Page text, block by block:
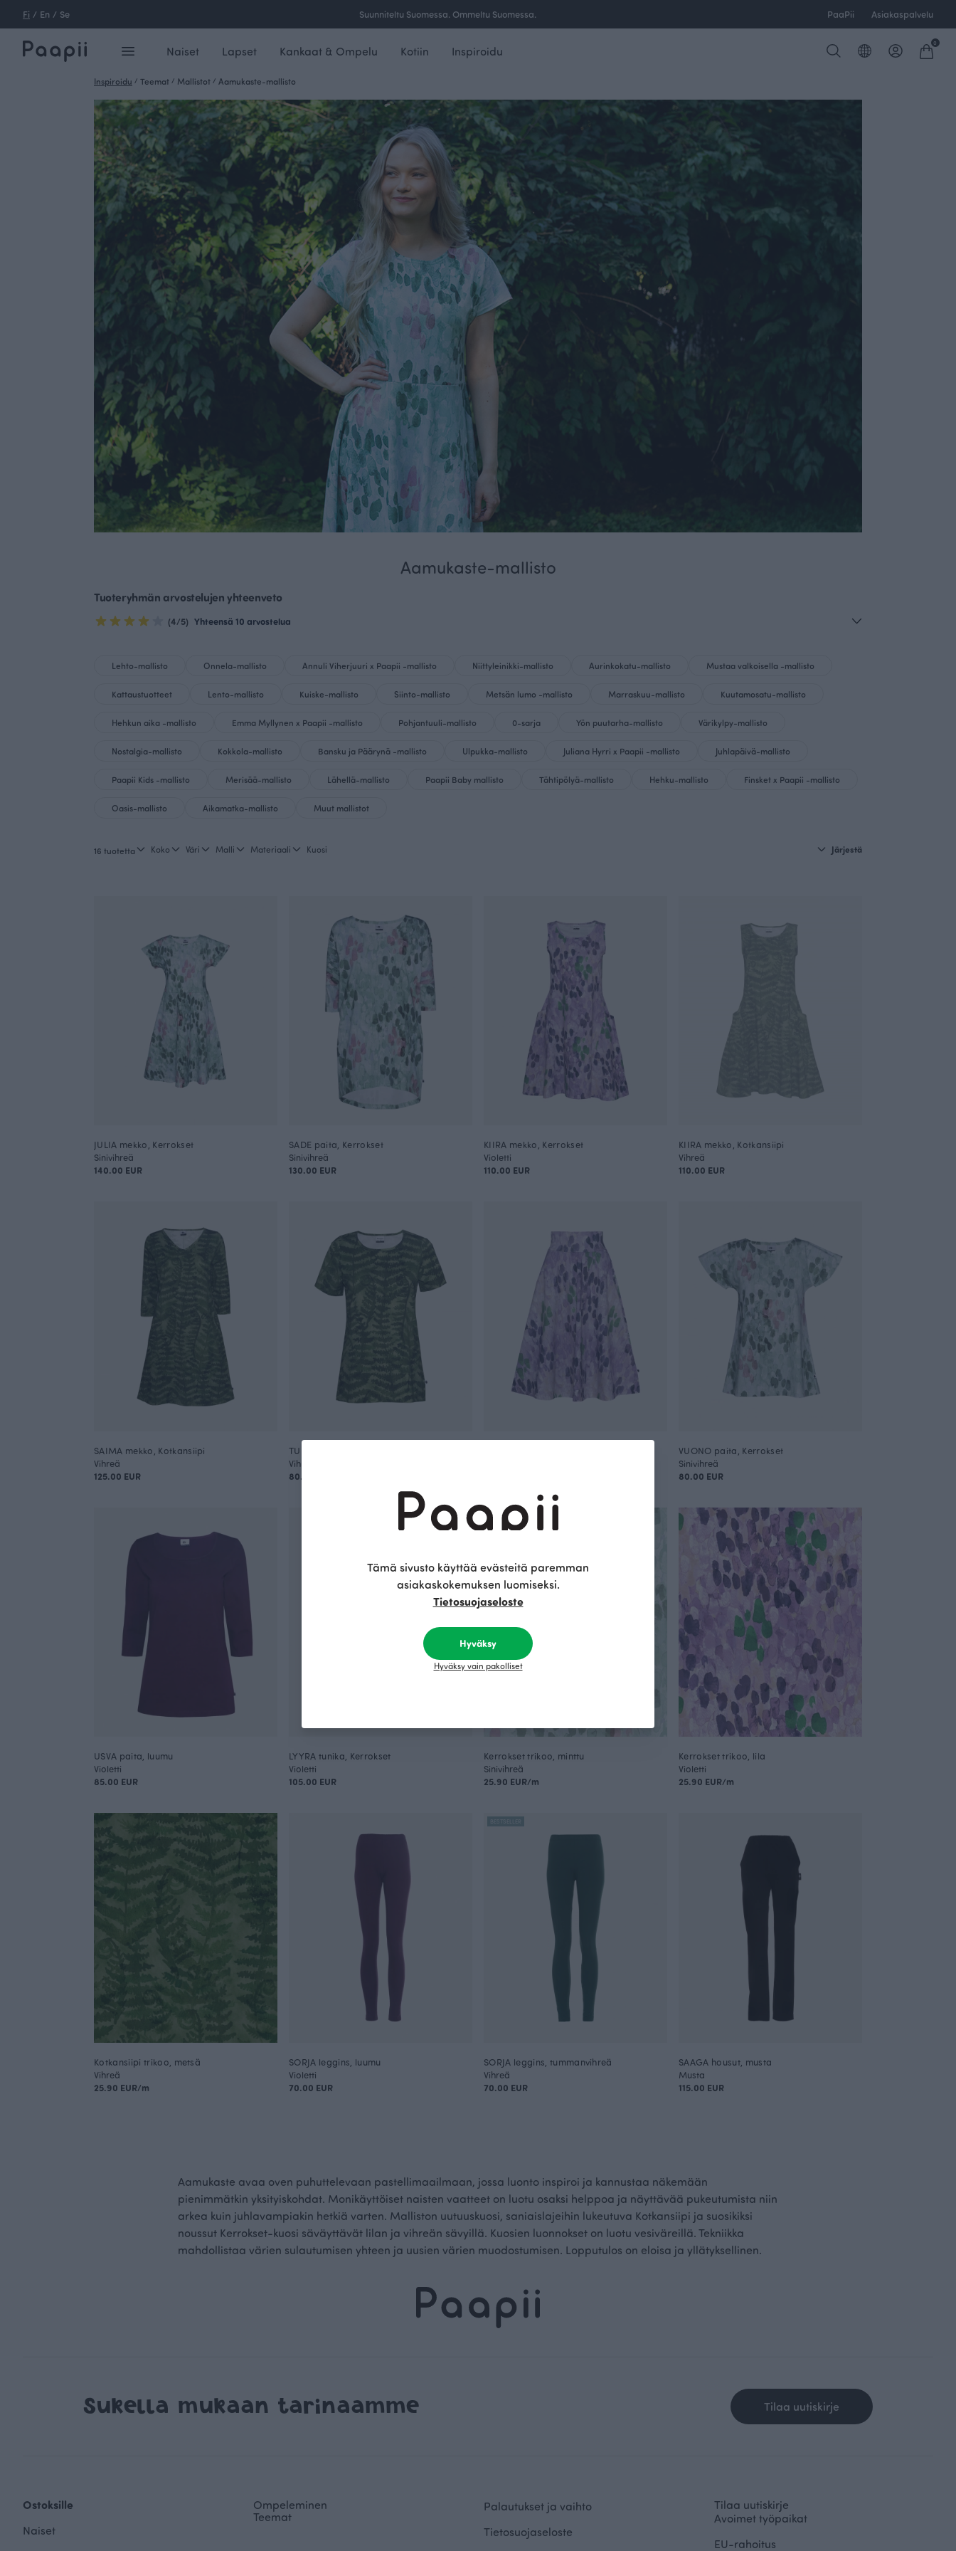
Fi / En / Se Ilmainen toimitus yli 100 € tilauksille Suomessa. PaaPii Asiakaspalvelu
Naiset Lapset Kankaat & Ompelu Kotiin Inspiroidu
0
Inspiroidu / Teemat / Mallistot / Aamukaste-mallisto
Aamukaste-mallisto
Tuoteryhmän arvostelujen yhteenveto
(4/5) Yhteensä 10 arvostelua
Lehto-mallisto Onnela-mallisto Annuli Viherjuuri x Paapii -mallisto Niittyleinikki-mallisto Aurinkokatu-mallisto Mustaa valkoisella -mallisto
Kattaustuotteet Lento-mallisto Kuiske-mallisto Siinto-mallisto Metsän lumo -mallisto Marraskuu-mallisto Kuutamosatu-mallisto
Hehkun aika -mallisto Emma Myllynen x Paapii -mallisto Pohjantuuli-mallisto 0-sarja Yön puutarha-mallisto Värikylpy-mallisto
Nostalgia-mallisto Kokkola-mallisto Bansku ja Päärynä -mallisto Ulpukka-mallisto Juliana Hyrri x Paapii -mallisto Juhlapäivä-mallisto
Paapii Kids -mallisto Merisää-mallisto Lähellä-mallisto Paapii Baby mallisto Tähtipölyä-mallisto Hehku-mallisto Finsket x Paapii -mallisto
Oasis-mallisto Aikamatka-mallisto Muut mallistot
16 tuotetta Koko Väri Malli Materiaali Kuosi Järjestä
JULIA mekko, Kerrokset
Sinivihreä
140.00 EUR
SADE paita, Kerrokset
Sinivihreä
130.00 EUR
KIIRA mekko, Kerrokset
Violetti
110.00 EUR
KIIRA mekko, Kotkansiipi
Vihreä
110.00 EUR
SAIMA mekko, Kotkansiipi
Vihreä
125.00 EUR
TUULI paita, Kotkansiipi
Vihreä
80.00 EUR
VUONO paita, Kerrokset
Sinivihreä
80.00 EUR
USVA paita, luumu
Violetti
85.00 EUR
LYYRA tunika, Kerrokset
Violetti
105.00 EUR
Kerrokset trikoo, minttu
Sinivihreä
25.90 EUR/m
Kerrokset trikoo, lila
Violetti
25.90 EUR/m
Kotkansiipi trikoo, metsä
Vihreä
25.90 EUR/m
SORJA leggins, luumu
Violetti
70.00 EUR
BESTSELLER
SORJA leggins, tummanvihreä
Vihreä
70.00 EUR
SAAGA housut, musta
Musta
115.00 EUR
Aamukaste avaa oven puhuttelevaan pastellimaailmaan, jossa luonto inspiroi ja kannustaa näkemään
pienimmätkin yksityiskohdat. Monikäyttöiset naisten vaatteet on luotu osaksi helppoa ja näyttävää pukeutumista niin
arkea kuin juhlavampiakin hetkiä varten. Malliston uutuuskuosi, saniaislajeihin lukeutuva Kotkansiipi ja suosikiksi
noussut Kerrokset-kuosi säväyttävät lilan ja vihreän sävyillä. Kuosien luonnokset on luotu vesiväreillä. Tekniikka
mahdollistaa värien sulautumisen yhteen ja uusien värien muodostumisen. Lopputulos on eloisa ja yllätyksellinen.
Sukella mukaan tarinaamme Tilaa uutiskirje
Ostoksille
Naiset
Ompeleminen
Teemat
Palautukset ja vaihto
Tietosuojaseloste
Tilaa uutiskirje
Avoimet työpaikat
EU-rahoitus
Tämä sivusto käyttää evästeitä paremman
asiakaskokemuksen luomiseksi.
Tietosuojaseloste
Hyväksy
Hyväksy vain pakolliset